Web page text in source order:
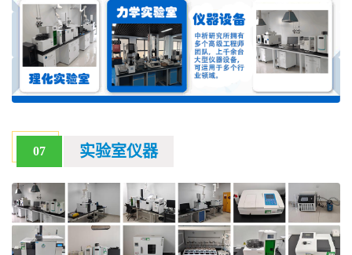
07 实验室仪器